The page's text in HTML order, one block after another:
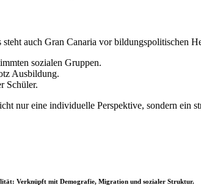
steht auch Gran Canaria vor bildungspolitischen
sozialen Gruppen.
Ausbildung.
Schüler.
nur eine individuelle Perspektive, sondern ein
Verknüpft mit Demografie, Migration und sozialer Struktur.